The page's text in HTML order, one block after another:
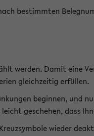
bestimmten
werden. Damit eine
gleichzeitig erfüllen.
beginnen, und
geschehen, dass
wieder